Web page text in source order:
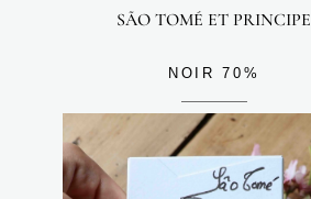
SÃO TOMÉ ET PRINCIPE
NOIR 70%